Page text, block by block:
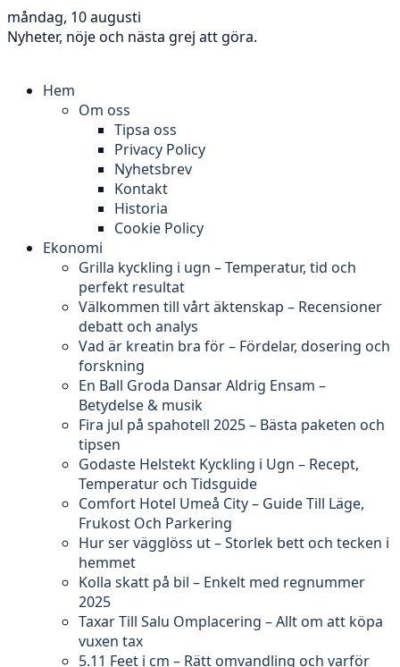
måndag, 10 augusti
Nyheter, nöje och nästa grej att göra.
Hem
Om oss
Tipsa oss
Privacy Policy
Nyhetsbrev
Kontakt
Historia
Cookie Policy
Ekonomi
Grilla kyckling i ugn – Temperatur, tid och
perfekt resultat
Välkommen till vårt äktenskap – Recensioner
debatt och analys
Vad är kreatin bra för – Fördelar, dosering och
forskning
En Ball Groda Dansar Aldrig Ensam –
Betydelse & musik
Fira jul på spahotell 2025 – Bästa paketen och
tipsen
Godaste Helstekt Kyckling i Ugn – Recept,
Temperatur och Tidsguide
Comfort Hotel Umeå City – Guide Till Läge,
Frukost Och Parkering
Hur ser vägglöss ut – Storlek bett och tecken i
hemmet
Kolla skatt på bil – Enkelt med regnummer
2025
Taxar Till Salu Omplacering – Allt om att köpa
vuxen tax
5.11 Feet i cm – Rätt omvandling och varför